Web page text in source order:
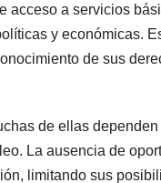
acceso a servicios
y económicas.
de sus
de ellas
La ausencia de
limitando sus